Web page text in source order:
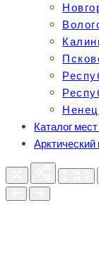
Каталог